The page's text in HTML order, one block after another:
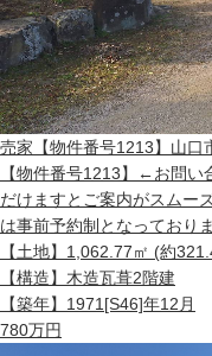
売家 【物件番号1213】山
【物件番号1213】←お問い
だけますとご案内がスムー
は事前予約制となっており
【土地】 1,062.77㎡ (約
【構造】 木造瓦葺2階建
【築年】 1971[S46]年12月
780万円